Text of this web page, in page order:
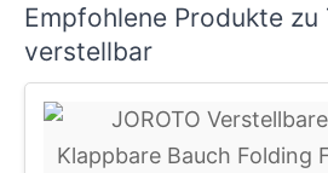
Empfohlene Produkte zu
verstellbar